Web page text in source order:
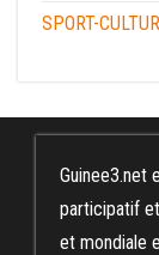
SPORT-
Guinee3.net
participatif et
et mondiale